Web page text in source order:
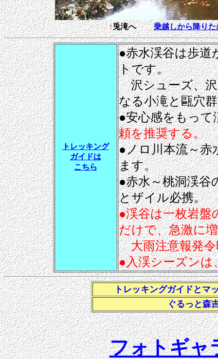
↑兎滝へ 乗越しから降り
トレッキング
ガイドは
こちら
●赤水渓谷は歩道
トです。
沢シューズ、沢
なる小滝と甌穴
●安心感をもって
頼を推奨する。
●ノロ川本流～赤
ます。
●赤水～桃洞渓谷
とザイル必携。
●渓谷は一枚岩盤
だけで、急激に
大雨注意報発令
●入渓シーズンは
トレッキングガイドとマ
ぐるっと森
フォトギャ